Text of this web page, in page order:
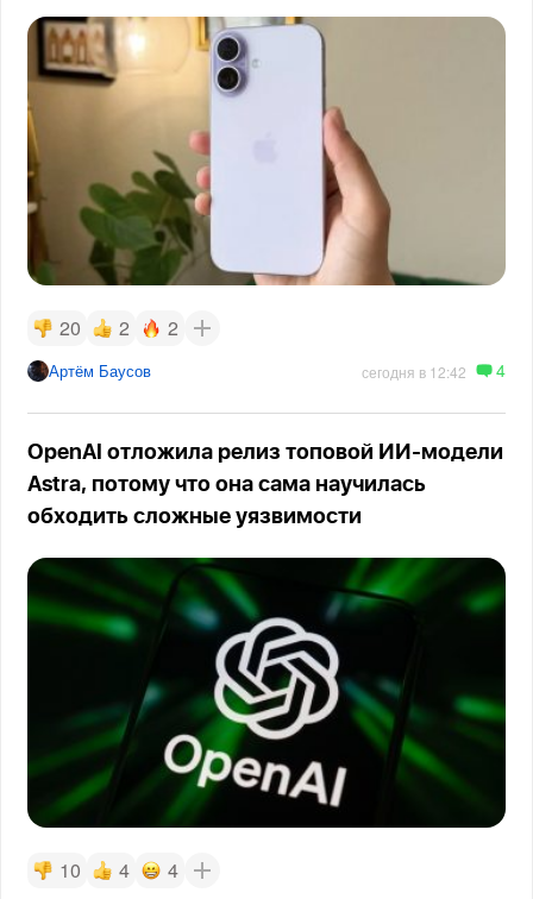
20 2 2
Артём Баусов сегодня в 12:42 4
OpenAI отложила релиз топовой ИИ-модели
Astra, потому что она сама научилась
обходить сложные уязвимости
10 4 4